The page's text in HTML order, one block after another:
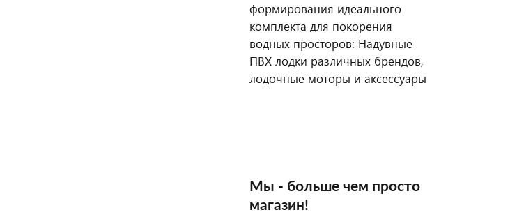
формирования идеального
комплекта для покорения
водных просторов: Надувные
ПВХ лодки различных брендов,
лодочные моторы и аксессуары
Мы - больше чем просто
магазин!